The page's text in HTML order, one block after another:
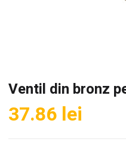
Ventil din bronz
37.86 lei